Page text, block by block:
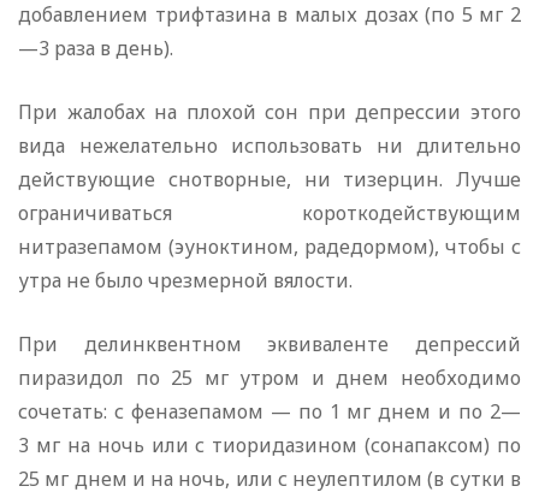
добавлением трифтазина в малых дозах (по 5 мг 2
—3 раза в день).
При жалобах на плохой сон при депрессии этого
вида нежелательно использовать ни длительно
действующие снотворные, ни тизерцин. Лучше
ограничиваться короткодействующим
нитразепамом (эуноктином, радедормом), чтобы с
утра не было чрезмерной вялости.
При делинквентном эквиваленте депрессий
пиразидол по 25 мг утром и днем необходимо
сочетать: с феназепамом — по 1 мг днем и по 2—
3 мг на ночь или с тиоридазином (сонапаксом) по
25 мг днем и на ночь, или с неулептилом (в сутки в